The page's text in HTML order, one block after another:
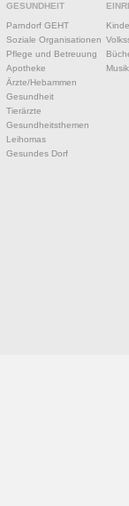
GESUNDHEIT
Parndorf GEHT
Soziale Organisationen
Pflege und Betreuung
Apotheke
Ärzte/Hebammen
Gesundheit
Tierärzte
Gesundheitsthemen
Leihomas
Gesundes Dorf